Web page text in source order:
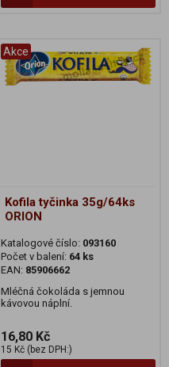
Akce
Kofila tyčinka 35g/64ks
ORION
Katalogové číslo: 093160
Počet v balení: 64 ks
EAN: 85906662
Mléčná čokoláda s jemnou
kávovou náplní.
16,80 Kč
15 Kč (bez DPH:)